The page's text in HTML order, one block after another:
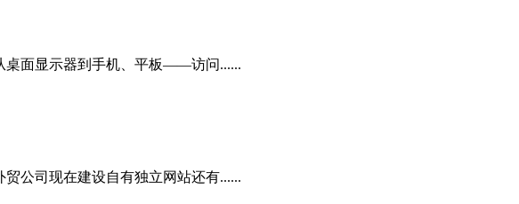
桌面显示器到手机、平板——访问......
公司现在建设自有独立网站还有......